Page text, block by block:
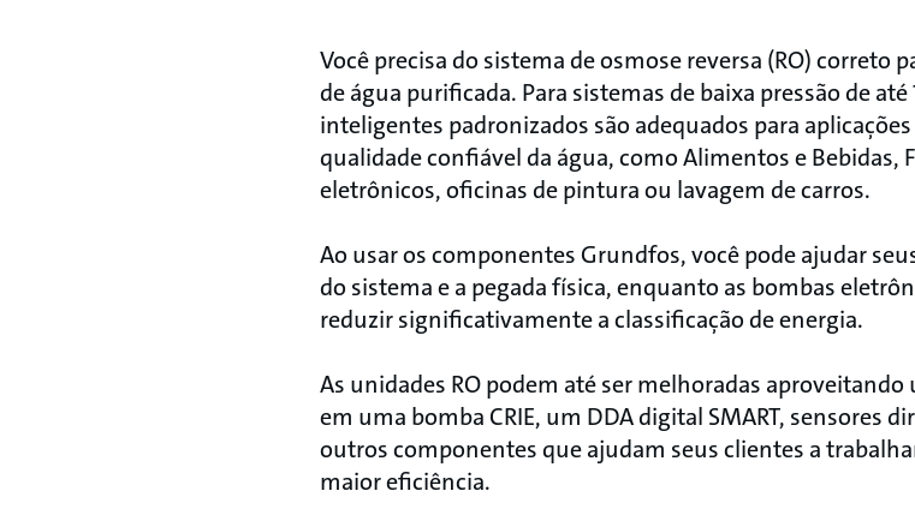
Você precisa do sistema de osmose reversa (RO) correto
de água purificada. Para sistemas de baixa pressão de até
inteligentes padronizados são adequados para
qualidade confiável da água, como Alimentos e Bebidas,
eletrônicos, oficinas de pintura ou lavagem de carros.
Ao usar os componentes Grundfos, você pode ajudar
do sistema e a pegada física, enquanto as bombas
reduzir significativamente a classificação de energia.
As unidades RO podem até ser melhoradas
em uma bomba CRIE, um DDA digital SMART, sensores
outros componentes que ajudam seus clientes a
maior eficiência.